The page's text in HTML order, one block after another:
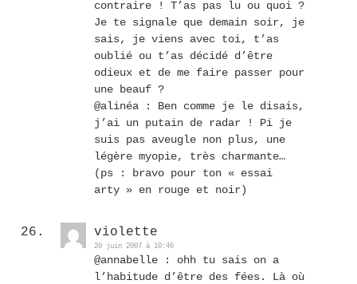
contraire ! T’as pas lu ou quoi ?
Je te signale que demain soir, je
sais, je viens avec toi, t’as
oublié ou t’as décidé d’être
odieux et de me faire passer pour
une beauf ?
@alinéa : Ben comme je le disais,
j’ai un putain de radar ! Pi je
suis pas aveugle non plus, une
légère myopie, très charmante…
(ps : bravo pour ton « essai
arty » en rouge et noir)
violette
20 juin 2007 à 10:46
@annabelle : ohh tu sais on a
l’habitude d’être des fées. Là où